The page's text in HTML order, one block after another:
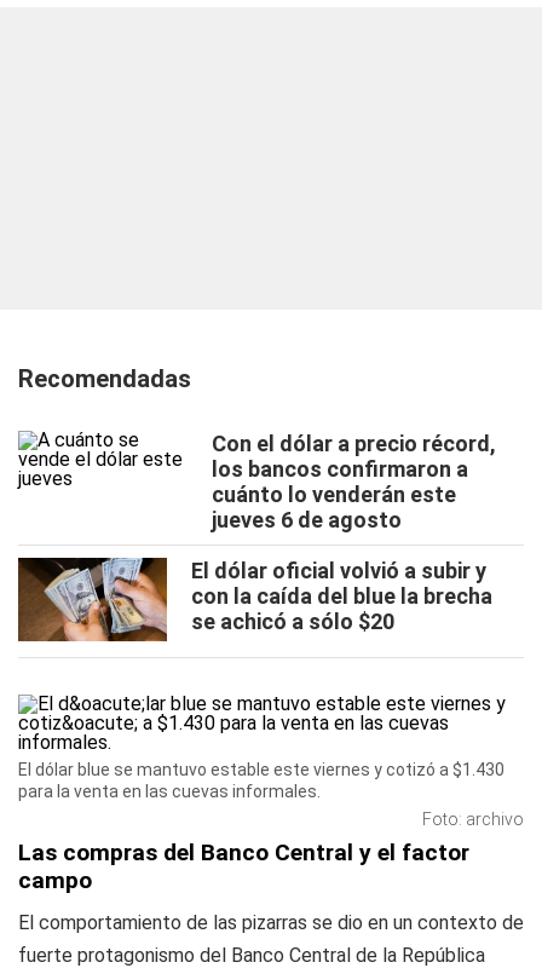
Recomendadas
Con el dólar a precio récord,
los bancos confirmaron a
cuánto lo venderán este
jueves 6 de agosto
El dólar oficial volvió a subir y
con la caída del blue la brecha
se achicó a sólo $20
El dólar blue se mantuvo estable este viernes y cotizó a $1.430
para la venta en las cuevas informales.
Foto: archivo
Las compras del Banco Central y el factor
campo
El comportamiento de las pizarras se dio en un contexto de
fuerte protagonismo del Banco Central de la República